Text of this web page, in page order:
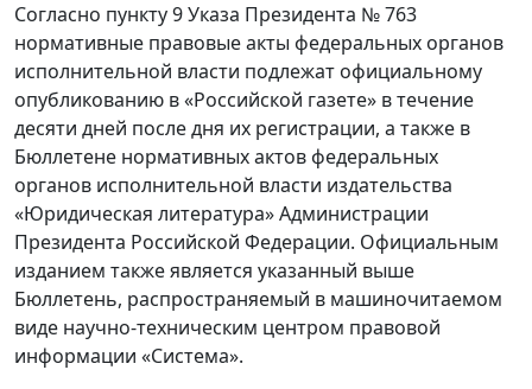
Согласно пункту 9 Указа Президента № 763
нормативные правовые акты федеральных органов
исполнительной власти подлежат официальному
опубликованию в «Российской газете» в течение
десяти дней после дня их регистрации, а также в
Бюллетене нормативных актов федеральных
органов исполнительной власти издательства
«Юридическая литература» Администрации
Президента Российской Федерации. Официальным
изданием также является указанный выше
Бюллетень, распространяемый в машиночитаемом
виде научно-техническим центром правовой
информации «Система».